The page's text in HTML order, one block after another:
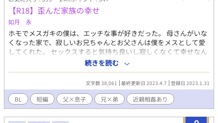
【R18】歪んだ家族の幸せ
如月 永
ホモでメスガキの僕は、エッチな事が好きだった。 母さんがいな
くなった家で、寂しいお兄ちゃんとお父さんは僕をメスとして愛
してくれた。 セックスすると気持ち良いし寂しくなくて幸せなん
だ。 ＜説明＆注意点＞ 父×息子。兄×弟。３Ｐ。近親相姦。ショ
タ。ストーリー性０。エロ中心。 メスガキ感はあんまり出せてな
いかも。 一話2000文字くらい。続きの更新未定。 ＜キャラクタ
ー覚え書＞ ●お父さん(※名前未定)： 会社員。妻に逃げられ、仕
事に熱中して気を紛らわせたが、ある日気持ちがぽっきり折れて
息子を犯す。 ●和雅（かずまさ）： 兄。高校生。スポーツをして
いる。両親に愛を与えてもらえなくなり、弟に依存。弟の色気に
続きを読む
文字数 38,061 最終更新日 2023.4.7 登録日 2023.1.31
BL 短編 父×息子 兄×弟 近親相姦あり